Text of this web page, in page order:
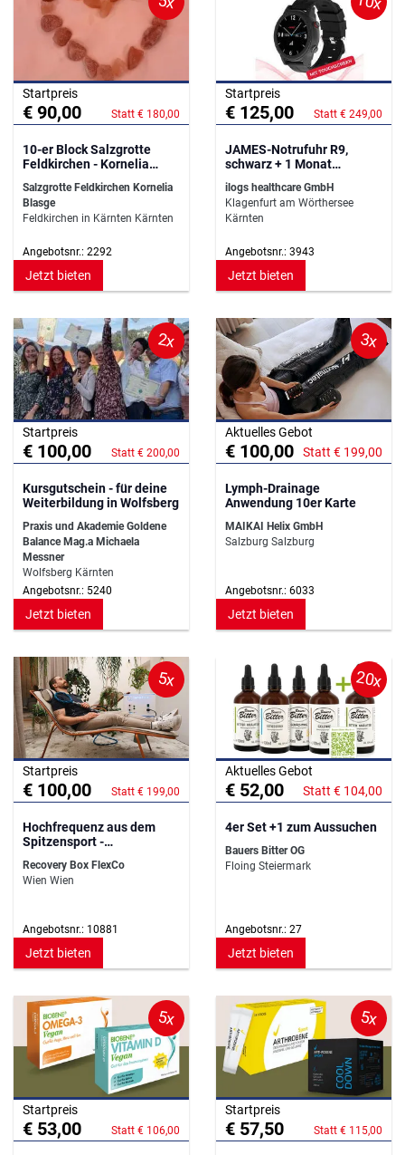
Startpreis
€ 90,00 Statt € 180,00
10-er Block Salzgrotte
Feldkirchen - Kornelia
Salzgrotte Feldkirchen Kornelia
Blasge
Feldkirchen in Kärnten Kärnten
Angebotsnr.: 2292
Jetzt bieten
Startpreis
€ 125,00 Statt € 249,00
JAMES-Notrufuhr R9,
schwarz + 1 Monat
ilogs healthcare GmbH
Klagenfurt am Wörthersee
Kärnten
Angebotsnr.: 3943
Jetzt bieten
2x
Startpreis
€ 100,00 Statt € 200,00
Kursgutschein - für deine
Weiterbildung in Wolfsberg
Praxis und Akademie Goldene
Balance Mag.a Michaela
Messner
Wolfsberg Kärnten
Angebotsnr.: 5240
Jetzt bieten
3x
Aktuelles Gebot
€ 100,00 Statt € 199,00
Lymph-Drainage
Anwendung 10er Karte
MAIKAI Helix GmbH
Salzburg Salzburg
Angebotsnr.: 6033
Jetzt bieten
5x
Startpreis
€ 100,00 Statt € 199,00
Hochfrequenz aus dem
Spitzensport -
Profis!
Recovery Box FlexCo
Wien Wien
Angebotsnr.: 10881
Jetzt bieten
20x
Aktuelles Gebot
€ 52,00 Statt € 104,00
4er Set +1 zum Aussuchen
Bauers Bitter OG
Floing Steiermark
Angebotsnr.: 27
Jetzt bieten
5x
Startpreis
€ 53,00 Statt € 106,00
5x
Startpreis
€ 57,50 Statt € 115,00